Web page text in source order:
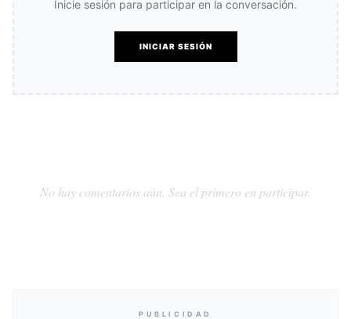
Inicie sesión para participar en la conversación.
INICIAR SESIÓN
No hay comentarios aún. Sea el primero en participar.
PUBLICIDAD